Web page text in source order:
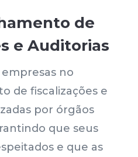
de
e Auditorias
no
de fiscalizações e
por órgãos
que seus
e que as